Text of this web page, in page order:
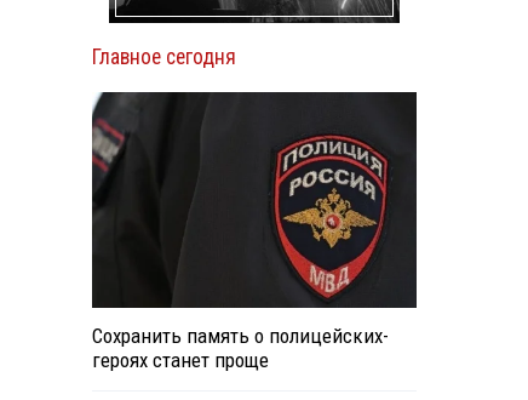
Главное сегодня
Сохранить память о полицейских-
героях станет проще